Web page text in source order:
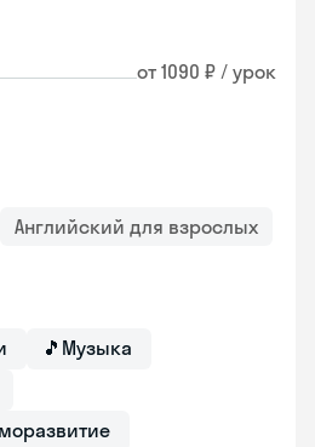
от 1090 ₽ / урок
Английский для взрослых
🎵 Музыка